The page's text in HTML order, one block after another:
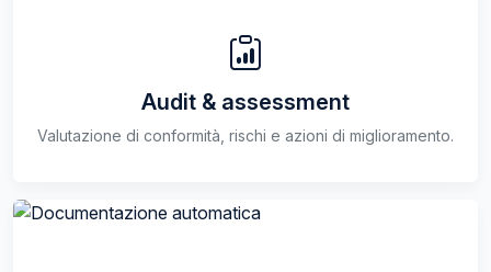
Audit & assessment
Valutazione di conformità, rischi e azioni di miglioramento.